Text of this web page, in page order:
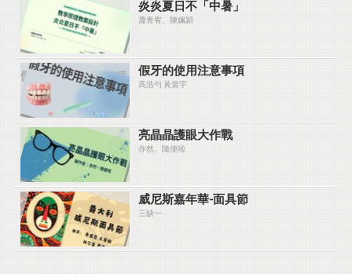
炎炎夏⽇不「中暑」
蕭青宥、陳姵穎
假牙的使用注意事項
高浩勻 黃裴宇
亮晶晶護眼大作戰
亦然、隨便啦
威尼斯嘉年華-面具節
三缺一